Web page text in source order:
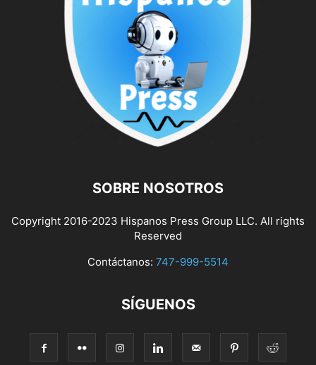
SOBRE NOSOTROS
Copyright 2016-2023 Hispanos Press Group LLC. All rights
Reserved
Contáctanos: 747-999-5514
SÍGUENOS